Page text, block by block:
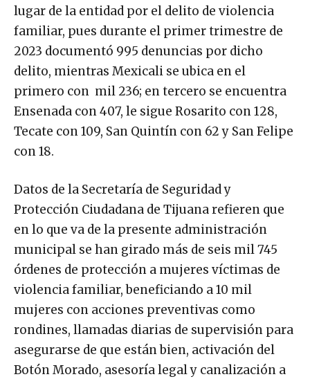
lugar de la entidad por el delito de violencia
familiar, pues durante el primer trimestre de
2023 documentó 995 denuncias por dicho
delito, mientras Mexicali se ubica en el
primero con mil 236; en tercero se encuentra
Ensenada con 407, le sigue Rosarito con 128,
Tecate con 109, San Quintín con 62 y San Felipe
con 18.
Datos de la Secretaría de Seguridad y
Protección Ciudadana de Tijuana refieren que
en lo que va de la presente administración
municipal se han girado más de seis mil 745
órdenes de protección a mujeres víctimas de
violencia familiar, beneficiando a 10 mil
mujeres con acciones preventivas como
rondines, llamadas diarias de supervisión para
asegurarse de que están bien, activación del
Botón Morado, asesoría legal y canalización a